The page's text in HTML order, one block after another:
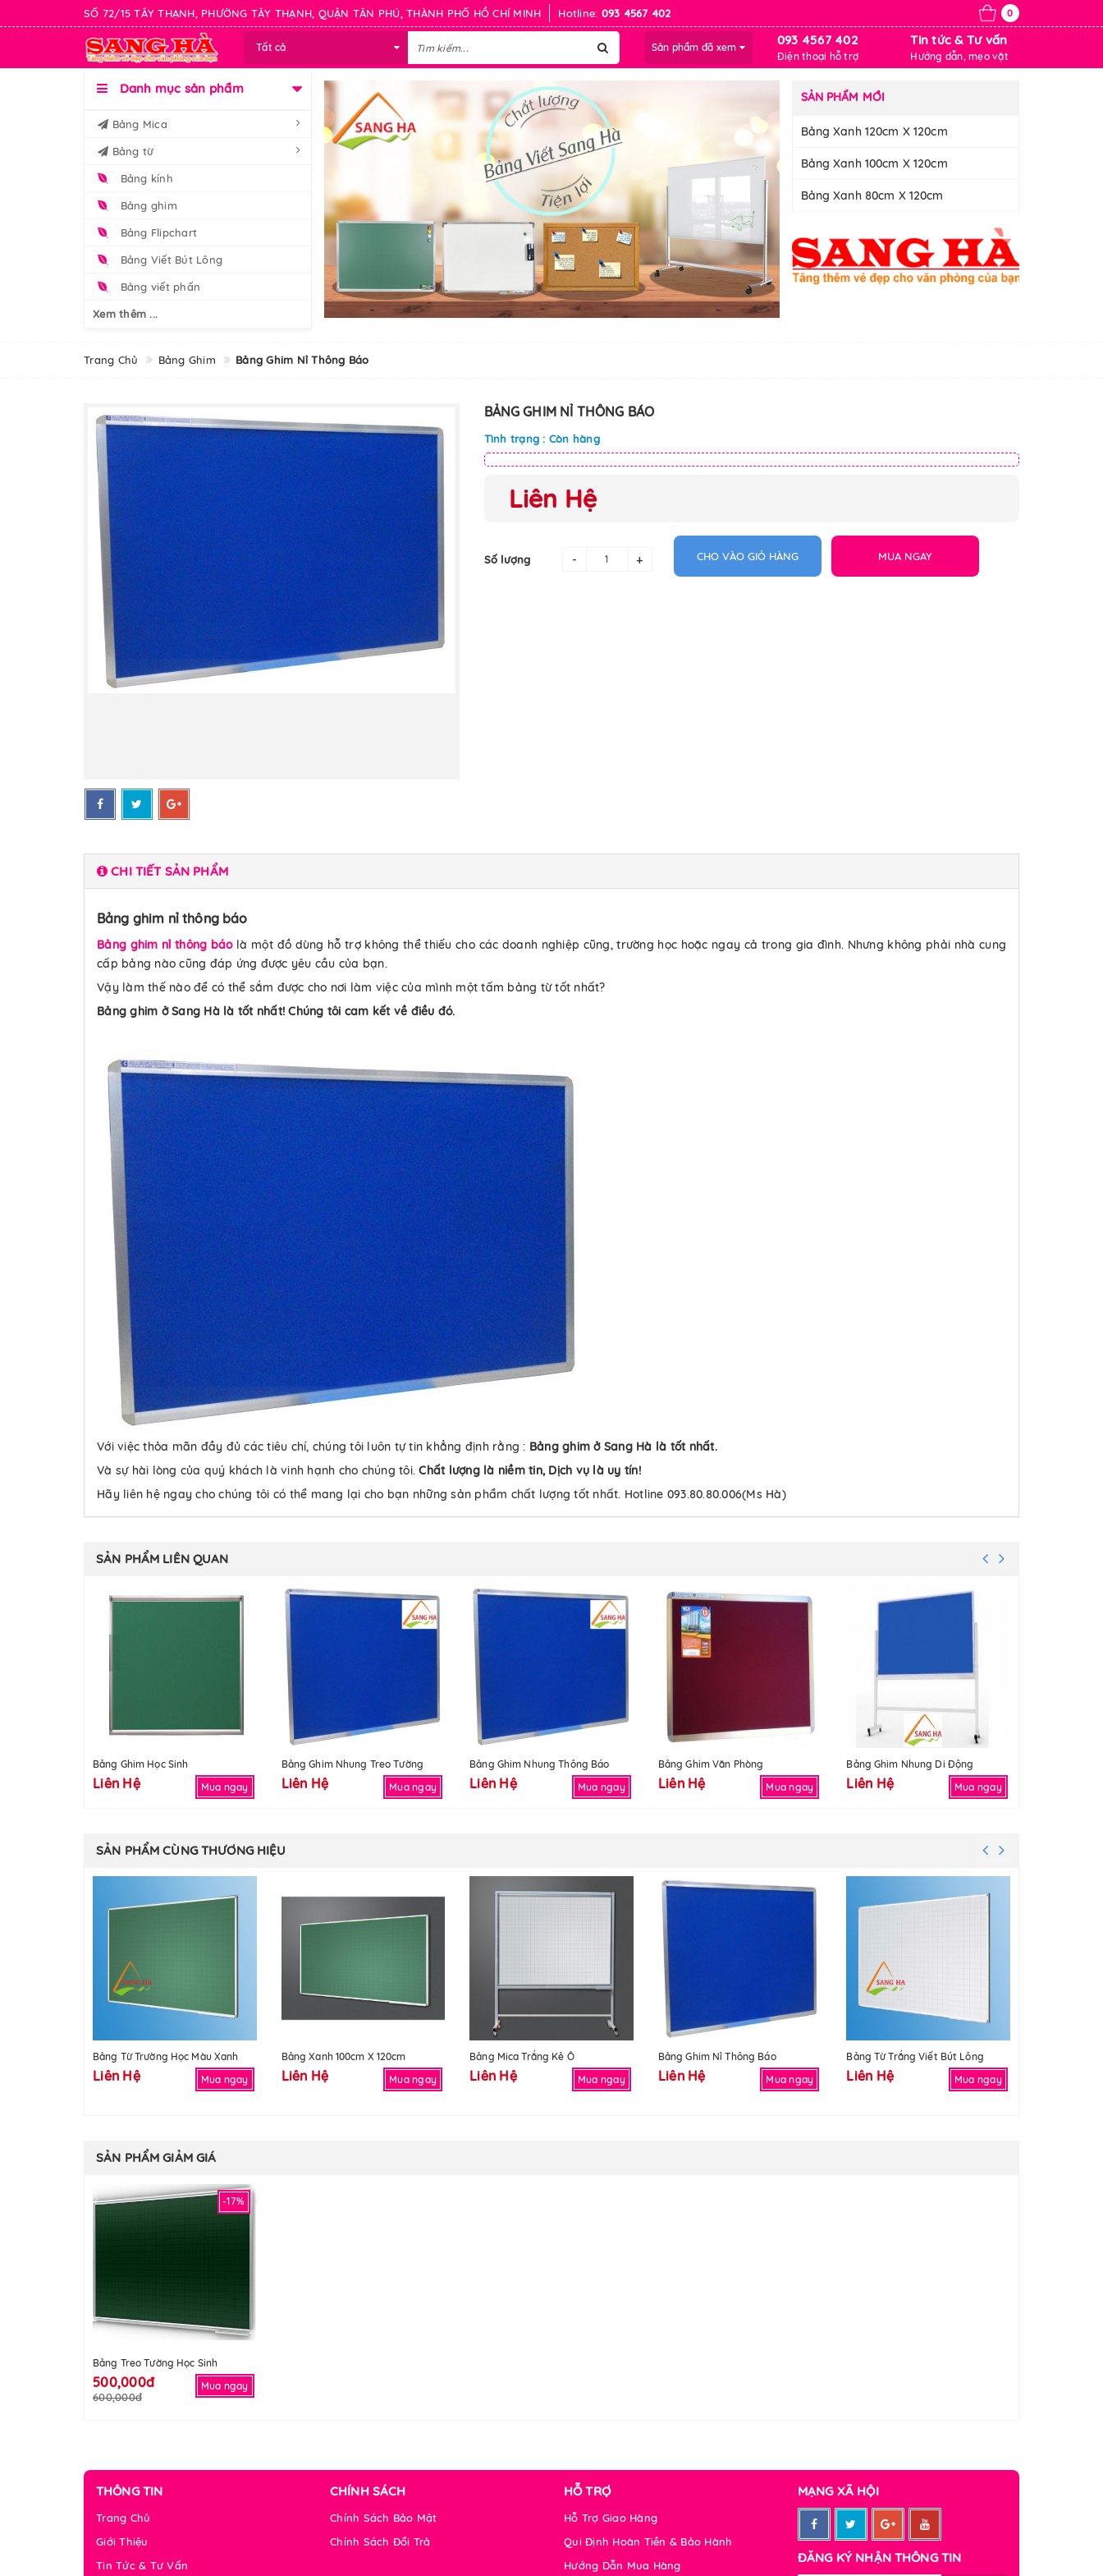
SỐ 72/15 TÂY THẠNH, PHƯỜNG TÂY THẠNH, QUẬN TÂN PHÚ, THÀNH PHỐ HỒ CHÍ MINH Hotline: 093 4567 402 0
Tất cả Sản phẩm đã xem 093 4567 402
Điện thoại hỗ trợ
Tin tức & Tư vấn
Hướng dẫn, mẹo vặt
Danh mục sản phẩm
Bảng Mica
Bảng từ
Bảng kính
Bảng ghim
Bảng Flipchart
Bảng Viết Bút Lông
Bảng viết phấn
Xem thêm ...
SẢN PHẨM MỚI
Bảng Xanh 120cm X 120cm
Bảng Xanh 100cm X 120cm
Bảng Xanh 80cm X 120cm
Trang Chủ Bảng Ghim Bảng Ghim Nỉ Thông Báo
BẢNG GHIM NỈ THÔNG BÁO
Tình trạng : Còn hàng
Liên Hệ
Số lượng - + CHO VÀO GIỎ HÀNG MUA NGAY
CHI TIẾT SẢN PHẨM
Bảng ghim nỉ thông báo
Bảng ghim nỉ thông báo là một đồ dùng hỗ trợ không thể thiếu cho các doanh nghiệp cũng, trường học hoặc ngay cả trong gia đình. Nhưng không phải nhà cung
cấp bảng nào cũng đáp ứng được yêu cầu của bạn.
Vậy làm thế nào để có thể sắm được cho nơi làm việc của mình một tấm bảng từ tốt nhất?
Bảng ghim ở Sang Hà là tốt nhất! Chúng tôi cam kết về điều đó.
Với việc thỏa mãn đầy đủ các tiêu chí, chúng tôi luôn tự tin khẳng định rằng : Bảng ghim ở Sang Hà là tốt nhất.
Và sự hài lòng của quý khách là vinh hạnh cho chúng tôi.Chất lượng là niềm tin, Dịch vụ là uy tín!
Hãy liên hệ ngay cho chúng tôi có thể mang lại cho bạn những sản phẩm chất lượng tốt nhất. Hotline 093.80.80.006(Ms Hà)
SẢN PHẨM LIÊN QUAN
Bảng Ghim Học Sinh
Liên Hệ Mua ngay
Bảng Ghim Nhung Treo Tường
Liên Hệ Mua ngay
Bảng Ghim Nhung Thông Báo
Liên Hệ Mua ngay
Bảng Ghim Văn Phòng
Liên Hệ Mua ngay
Bảng Ghim Nhung Di Động
Liên Hệ Mua ngay
SẢN PHẨM CÙNG THƯƠNG HIỆU
Bảng Từ Trường Học Màu Xanh
Liên Hệ Mua ngay
Bảng Xanh 100cm X 120cm
Liên Hệ Mua ngay
Bảng Mica Trắng Kẻ Ô
Liên Hệ Mua ngay
Bảng Ghim Nỉ Thông Báo
Liên Hệ Mua ngay
Bảng Từ Trắng Viết Bút Lông
Liên Hệ Mua ngay
SẢN PHẨM GIẢM GIÁ
-17%
Bảng Treo Tường Học Sinh
500,000đ
600,000đ
Mua ngay
THÔNG TIN
Trang Chủ
Giới Thiệu
Tin Tức & Tư Vấn
CHÍNH SÁCH
Chính Sách Bảo Mật
Chính Sách Đổi Trả
HỖ TRỢ
Hỗ Trợ Giao Hàng
Qui Định Hoàn Tiền & Bảo Hành
Hướng Dẫn Mua Hàng
MẠNG XÃ HỘI
ĐĂNG KÝ NHẬN THÔNG TIN